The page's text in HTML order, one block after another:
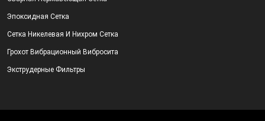
Эпоксидная Сетка
Сетка Никелевая И Нихром Сетка
Грохот Вибрационный Вибросита
Экструдерные Фильтры